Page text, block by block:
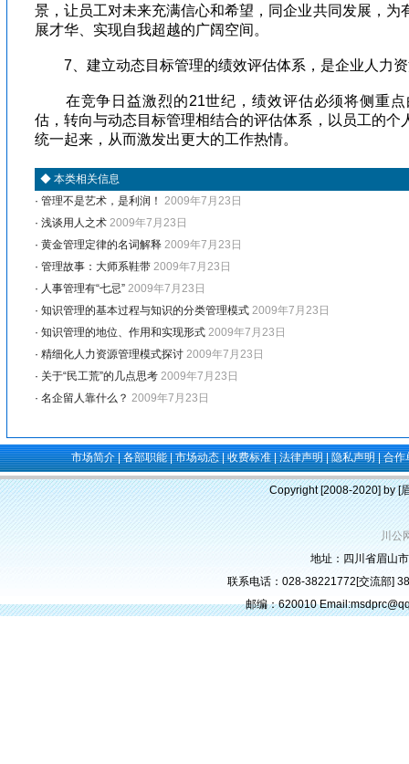
景，让员工对未来充满信心和希望，同企业共同发展，为
展才华、实现自我超越的广阔空间。
7、建立动态目标管理的绩效评估体系，是企业人
在竞争日益激烈的21世纪，绩效评估必须将侧重点
估，转向与动态目标管理相结合的评估体系，以员工的个
统一起来，从而激发出更大的工作热情。
◆ 本类相关信息
· 管理不是艺术，是利润！ 2009年7月23日
· 浅谈用人之术 2009年7月23日
· 黄金管理定律的名词解释 2009年7月23日
· 管理故事：大师系鞋带 2009年7月23日
· 人事管理有“七忌” 2009年7月23日
· 知识管理的基本过程与知识的分类管理模式 2009年7月23日
· 知识管理的地位、作用和实现形式 2009年7月23日
· 精细化人力资源管理模式探讨 2009年7月23日
· 关于“民工荒”的几点思考 2009年7月23日
· 名企留人靠什么？ 2009年7月23日
市场简介|各部职能|市场动态|收费标准|法律声明|隐私声明|合作
Copyright [2008-2020] by [
川公
地址：四川省眉山
联系电话：028-38221772[交流部]
邮编：620010